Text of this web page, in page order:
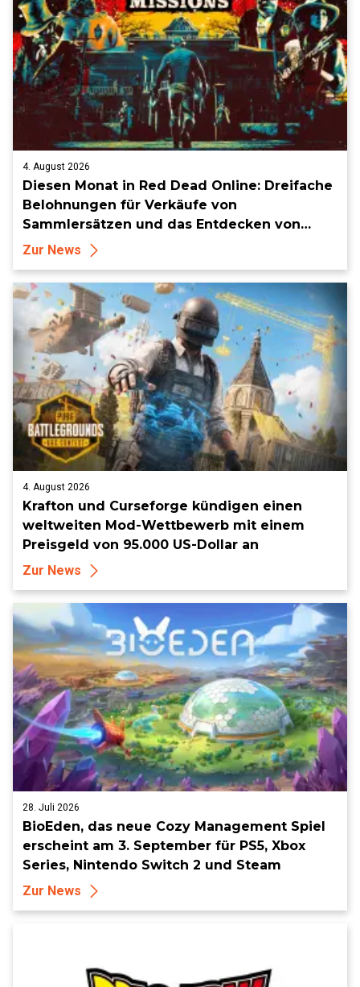
4. August 2026
Diesen Monat in Red Dead Online: Dreifache
Belohnungen für Verkäufe von
Sammlersätzen und das Entdecken von
Sammlerstücken, in Telegramm-Missionen
Zur News
4. August 2026
Krafton und Curseforge kündigen einen
weltweiten Mod-Wettbewerb mit einem
Preisgeld von 95.000 US-Dollar an
Zur News
28. Juli 2026
BioEden, das neue Cozy Management Spiel
erscheint am 3. September für PS5, Xbox
Series, Nintendo Switch 2 und Steam
Zur News